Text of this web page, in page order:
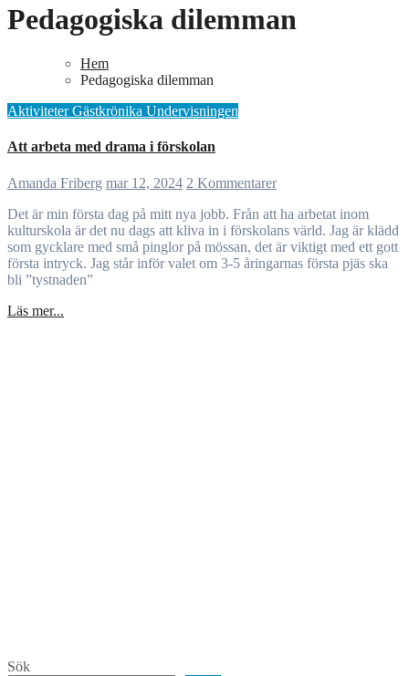
Pedagogiska dilemman
Hem
Pedagogiska dilemman
AktiviteterGästkrönika Undervisningen
Att arbeta med drama i förskolan
Amanda Friberg mar 12, 2024 2 Kommentarer
Det är min första dag på mitt nya jobb. Från att ha arbetat inom
kulturskola är det nu dags att kliva in i förskolans värld. Jag är klädd
som gycklare med små pinglor på mössan, det är viktigt med ett gott
första intryck. Jag står inför valet om 3-5 åringarnas första pjäs ska
bli ”tystnaden”
Läs mer...
Sök